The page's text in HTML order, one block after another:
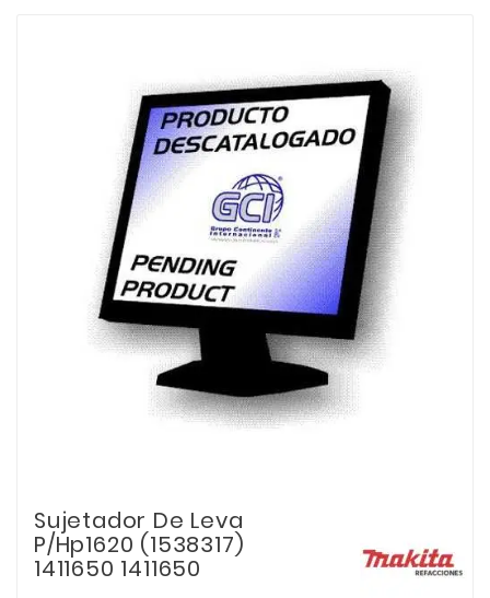
Sujetador De Leva
P/Hp1620 (1538317)
1411650 1411650